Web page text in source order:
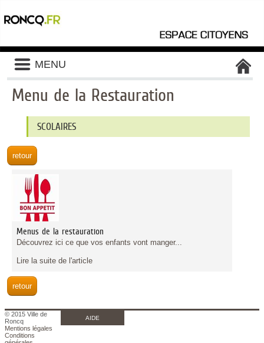
Liste
des
avertissements
MENU
Menu de la Restauration
catégories
d'activité
SCOLAIRES
Menus de la restauration
Découvrez ici ce que vos enfants vont manger...
Lire la suite de l'article
© 2015 Ville de
Roncq
Mentions légales
Conditions
AIDE